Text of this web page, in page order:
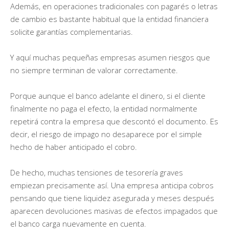
Además, en operaciones tradicionales con pagarés o letras
de cambio es bastante habitual que la entidad financiera
solicite garantías complementarias.
Y aquí muchas pequeñas empresas asumen riesgos que
no siempre terminan de valorar correctamente.
Porque aunque el banco adelante el dinero, si el cliente
finalmente no paga el efecto, la entidad normalmente
repetirá contra la empresa que descontó el documento. Es
decir, el riesgo de impago no desaparece por el simple
hecho de haber anticipado el cobro.
De hecho, muchas tensiones de tesorería graves
empiezan precisamente así. Una empresa anticipa cobros
pensando que tiene liquidez asegurada y meses después
aparecen devoluciones masivas de efectos impagados que
el banco carga nuevamente en cuenta.